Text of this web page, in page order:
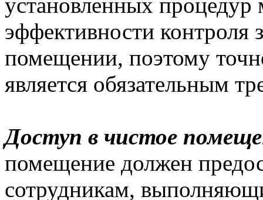
установленных процедур
эффективности контроля
помещении, поэтому
является обязательным
Доступ в чистое
помещение должен
сотрудникам,